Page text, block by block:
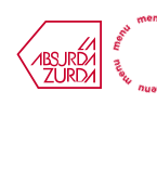
La Absurda Zurda